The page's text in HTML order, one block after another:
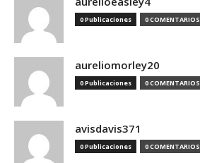
0 Publicaciones 0 COMENTARIOS
aureliomorley20
0 Publicaciones 0 COMENTARIOS
avisdavis371
0 Publicaciones 0 COMENTARIOS